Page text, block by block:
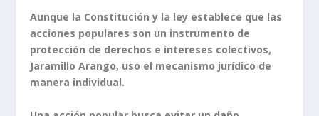
Aunque la Constitución y la ley establece que las
acciones populares son un instrumento de
protección de derechos e intereses colectivos,
Jaramillo Arango, uso el mecanismo jurídico de
manera individual.